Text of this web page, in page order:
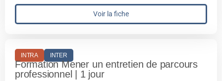
Voir la fiche
INTRA INTER
Formation Mener un entretien de parcours
professionnel | 1 jour